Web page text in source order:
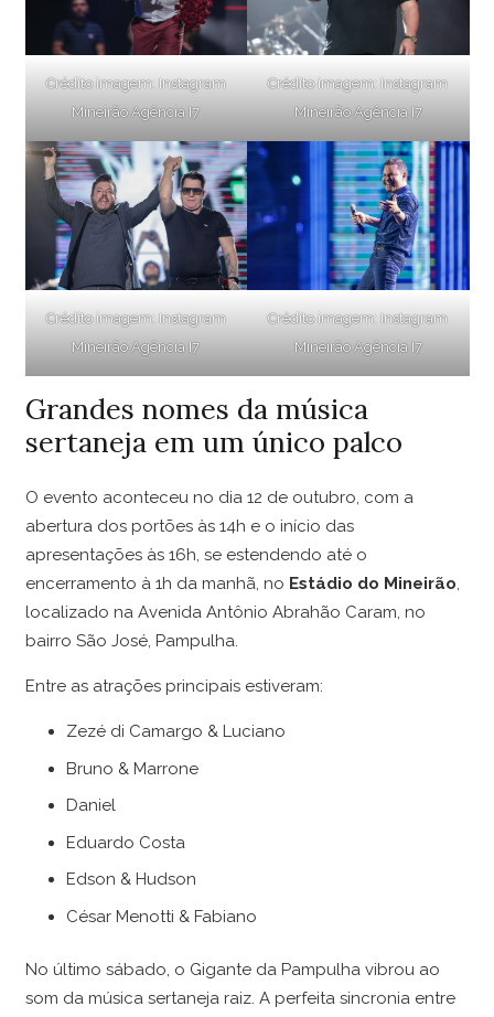
Crédito imagem: Instagram
Mineirão Agência I7
Crédito imagem:Instagram
Mineirão Agência I7
Crédito imagem: Instagram
Mineirão Agência I7
Crédito imagem:Instagram
Mineirão Agência I7
Grandes nomes da música
sertaneja em um único palco
O evento aconteceu no dia 12 de outubro, com a
abertura dos portões às 14h e o início das
apresentações às 16h, se estendendo até o
encerramento à 1h da manhã, no Estádio do Mineirão,
localizado na Avenida Antônio Abrahão Caram, no
bairro São José, Pampulha.
Entre as atrações principais estiveram:
Zezé di Camargo & Luciano
Bruno & Marrone
Daniel
Eduardo Costa
Edson & Hudson
César Menotti & Fabiano
No último sábado, o Gigante da Pampulha vibrou ao
som da música sertaneja raiz. A perfeita sincronia entre